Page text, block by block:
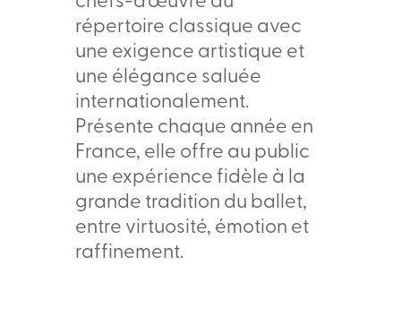
répertoire classique avec
une exigence artistique et
une élégance saluée
internationalement.
Présente chaque année en
France, elle offre au public
une expérience fidèle à la
grande tradition du ballet,
entre virtuosité, émotion et
raffinement.